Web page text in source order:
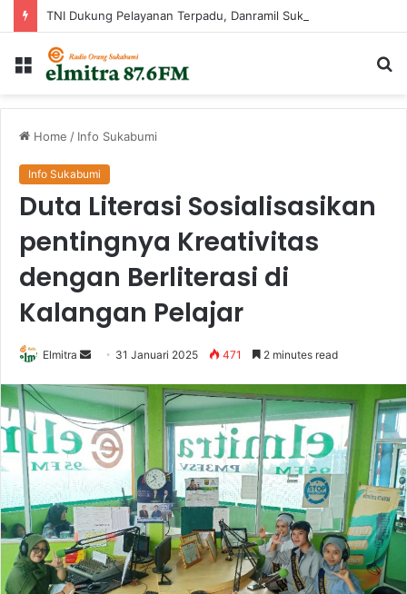
Menu
Home / Info Sukabumi
Info Sukabumi
Duta Literasi Sosialisasikan
pentingnya Kreativitas
dengan Berliterasi di
Kalangan Pelajar
Elmitra
Send 31 Januari 2025 471 2 minutes read